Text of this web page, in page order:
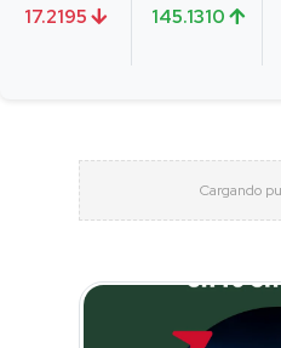
17.2195
145.1310